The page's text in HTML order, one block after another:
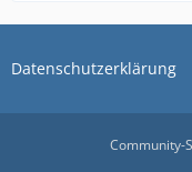
Datenschutzerklärung
Community-